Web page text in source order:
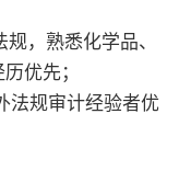
，熟悉化学品、
优先；
法规审计经验者优